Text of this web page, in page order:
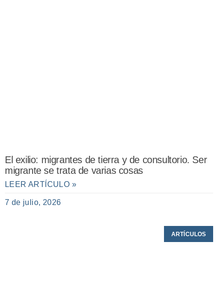
El exilio: migrantes de tierra y de consultorio. Ser
migrante se trata de varias cosas
LEER ARTÍCULO »
7 de julio, 2026
ARTÍCULOS